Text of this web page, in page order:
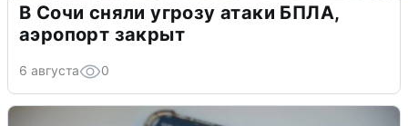
В Сочи сняли угрозу атаки БПЛА,
аэропорт закрыт
6 августа 0